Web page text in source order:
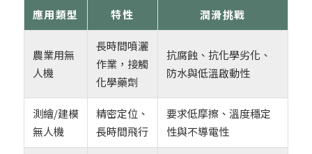
應用類型 特性 潤滑挑戰
農業用無
人機
長時間噴灑
作業，接觸
化學藥劑
抗腐蝕、抗化學劣化、
防水與低溫啟動性
測繪/建模
無人機
精密定位、
長時間飛行
要求低摩擦、溫度穩定
性與不導電性